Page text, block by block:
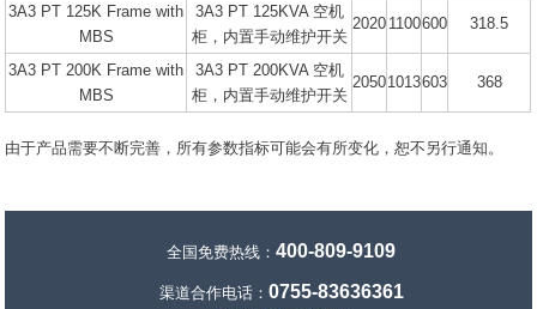
3A3 PT 125K Frame with
MBS
3A3 PT 125KVA 空机
柜，内置手动维护开关
2020 1100600 318.5
3A3 PT 200K Frame with
MBS
3A3 PT 200KVA 空机
柜，内置手动维护开关
20501013603 368
由于产品需要不断完善，所有参数指标可能会有所变化，恕不另行通知。
全国免费热线：400-809-9109
渠道合作电话： 0755-83636361